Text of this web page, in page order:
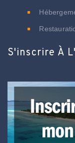
S'inscrire À